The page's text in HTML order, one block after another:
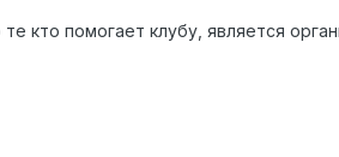
кто помогает клубу, является